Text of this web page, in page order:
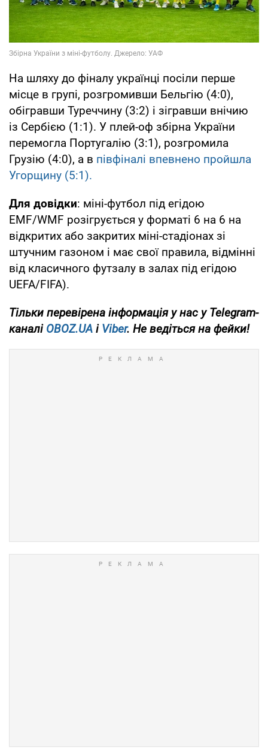
На шляху до фіналу українці посіли перше
місце в групі, розгромивши Бельгію (4:0),
обігравши Туреччину (3:2) і зігравши внічию
із Сербією (1:1). У плей-оф збірна України
перемогла Португалію (3:1), розгромила
Грузію (4:0), а в півфіналі впевнено пройшла
Угорщину (5:1).
Для довідки: міні-футбол під егідою
EMF/WMF розігрується у форматі 6 на 6 на
відкритих або закритих міні-стадіонах зі
штучним газоном і має свої правила, відмінні
від класичного футзалу в залах під егідою
UEFA/FIFA).
Тільки перевірена інформація у нас у Telegram-
каналі OBOZ.UA і Viber. Не ведіться на фейки!